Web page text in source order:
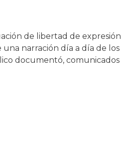
de libertad de expresión
narración día a día de los
documentó, comunicados